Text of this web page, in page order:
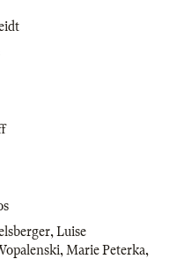
,Luise
,Marie Peterka,